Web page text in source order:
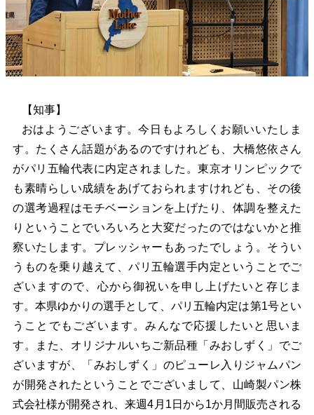
【知事】
おはようございます。今日もよろしくお願いいたしま
す。たくさん話題があるのですけれども、大橋悠依さん
がパリ五輪代表に内定されました。東京オリンピックで
も素晴らしい成績をあげておられますけれども、その後
の選考過程はモチベーションを上げたり、体調を整えた
りということでいろいろと大変だったのではないかと推
察いたします。プレッシャーもあったでしょう。そうい
うものを乗り越えて、パリ五輪選手内定ということでご
ざいますので、心から御祝いを申し上げたいと存じま
す。本県ゆかりの選手として、パリ五輪内定は第1号とい
うことでもございます。みんなで応援したいと思いま
す。
また、オリジナルいちご新品種「みおしずく」でご
ざいますが、「みおしずく」のピューレ入りジャムパン
が開発されたということでございまして、山崎製パン株
式会社様が開発され、来週4月1日から1か月間販売される